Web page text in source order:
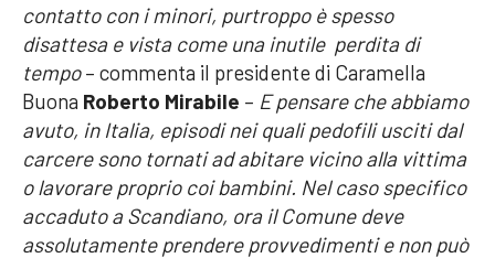
contatto con i minori, purtroppo è spesso
disattesa e vista come una inutile perdita di
tempo– commenta il presidente di Caramella
Buona Roberto Mirabile – E pensare che abbiamo
avuto, in Italia, episodi nei quali pedofili usciti dal
carcere sono tornati ad abitare vicino alla vittima
o lavorare proprio coi bambini. Nel caso specifico
accaduto a Scandiano, ora il Comune deve
assolutamente prendere provvedimenti e non può